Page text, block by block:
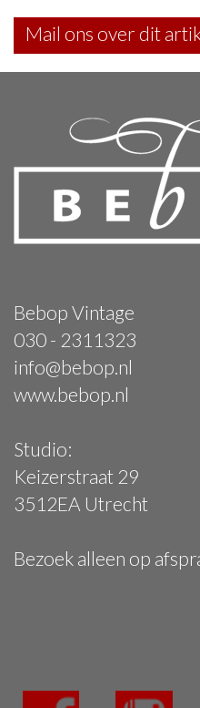
Mail ons over dit
Bebop Vintage
030 - 2311323
info@bebop.nl
www.bebop.nl
Studio:
Keizerstraat 29
3512EA Utrecht
Bezoek alleen op